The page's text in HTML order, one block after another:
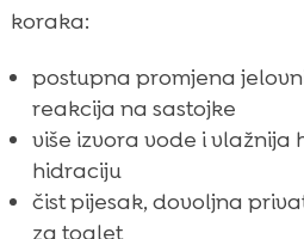
koraka:
postupna promjena
reakcija na sastojke
više izvora vode i vlažnija
hidraciju
čist pijesak, dovoljna